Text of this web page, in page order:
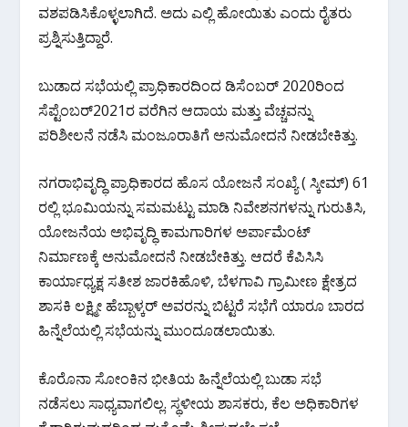
ವಶಪಡಿಸಿಕೊಳ್ಳಲಾಗಿದೆ. ಅದು ಎಲ್ಲಿ ಹೋಯಿತು ಎಂದು ರೈತರು
ಪ್ರಶ್ನಿಸುತ್ತಿದ್ದಾರೆ.
ಬುಡಾದ ಸಭೆಯಲ್ಲಿ ಪ್ರಾಧಿಕಾರದಿಂದ ಡಿಸೆಂಬರ್ 2020ರಿಂದ
ಸೆಪ್ಟೆಂಬರ್2021ರ ವರೆಗಿನ ಆದಾಯ ಮತ್ತು ವೆಚ್ಚವನ್ನು
ಪರಿಶೀಲನೆ ನಡೆಸಿ ಮಂಜೂರಾತಿಗೆ ಅನುಮೋದನೆ ನೀಡಬೇಕಿತ್ತು.
ನಗರಾಭಿವೃದ್ಧಿ ಪ್ರಾಧಿಕಾರದ ಹೊಸ ಯೋಜನೆ ಸಂಖ್ಯೆ ( ಸ್ಕೀಮ್) 61
ರಲ್ಲಿ ಭೂಮಿಯನ್ನು ಸಮಮಟ್ಟು ಮಾಡಿ ನಿವೇಶನಗಳನ್ನು ಗುರುತಿಸಿ,
ಯೋಜನೆಯ ಅಭಿವೃದ್ಧಿ ಕಾಮಗಾರಿಗಳ ಅರ್ಪಾಮೆಂಟ್
ನಿರ್ಮಾಣಕ್ಕೆ ಅನುಮೋದನೆ ನೀಡಬೇಕಿತ್ತು. ಆದರೆ ಕೆಪಿಸಿಸಿ
ಕಾರ್ಯಾಧ್ಯಕ್ಷ ಸತೀಶ ಜಾರಕಿಹೊಳಿ, ಬೆಳಗಾವಿ ಗ್ರಾಮೀಣ ಕ್ಷೇತ್ರದ
ಶಾಸಕಿ ಲಕ್ಷ್ಮೀ ಹೆಬ್ಬಾಳ್ಕರ್ ಅವರನ್ನು ಬಿಟ್ಟರೆ ಸಭೆಗೆ ಯಾರೂ ಬಾರದ
ಹಿನ್ನೆಲೆಯಲ್ಲಿ ಸಭೆಯನ್ನು ಮುಂದೂಡಲಾಯಿತು.
ಕೊರೊನಾ ಸೋಂಕಿನ ಭೀತಿಯ ಹಿನ್ನೆಲೆಯಲ್ಲಿ ಬುಡಾ ಸಭೆ
ನಡೆಸಲು ಸಾಧ್ಯವಾಗಲಿಲ್ಲ. ಸ್ಥಳೀಯ ಶಾಸಕರು, ಕೆಲ‌ ಅಧಿಕಾರಿಗಳ